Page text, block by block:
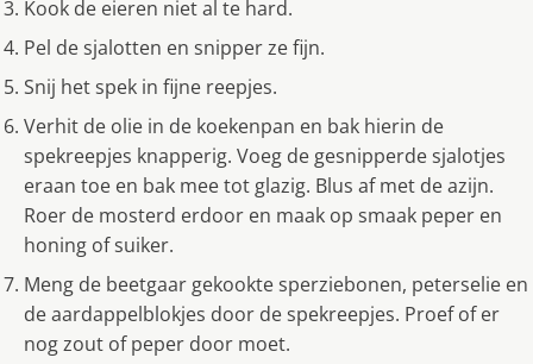
Kook de eieren niet al te hard.
Pel de sjalotten en snipper ze fijn.
Snij het spek in fijne reepjes.
Verhit de olie in de koekenpan en bak hierin de
spekreepjes knapperig. Voeg de gesnipperde sjalotjes
eraan toe en bak mee tot glazig. Blus af met de azijn.
Roer de mosterd erdoor en maak op smaak peper en
honing of suiker.
Meng de beetgaar gekookte sperziebonen, peterselie en
de aardappelblokjes door de spekreepjes. Proef of er
nog zout of peper door moet.